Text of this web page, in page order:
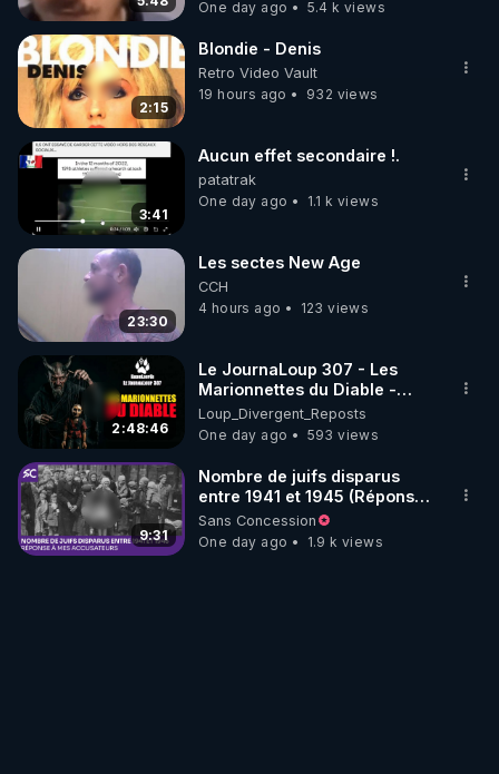
code : REGENERE10
▶ 30 jours gratuit sur l’application de méditation et
de bien-être ENVOL :
Rendez-vous sur https://www.envol.app/code
le code : REGENERE
One day ago 5.4 k views
2:15
Blondie - Denis
Retro Video Vault
19 hours ago
932 views
3:41
Aucun effet secondaire !.
patatrak
One day ago
1.1 k views
23:30
Les sectes New Age
CCH
4 hours ago
123 views
2:48:46
Le JournaLoup 307 - Les
Marionnettes du Diable -
Loup Divergent 2026.08.07
Loup_Divergent_Reposts
One day ago
593 views
9:31
Nombre de juifs disparus
entre 1941 et 1945 (Réponse
à mes accusateurs)
Sans Concession
One day ago
1.9 k views